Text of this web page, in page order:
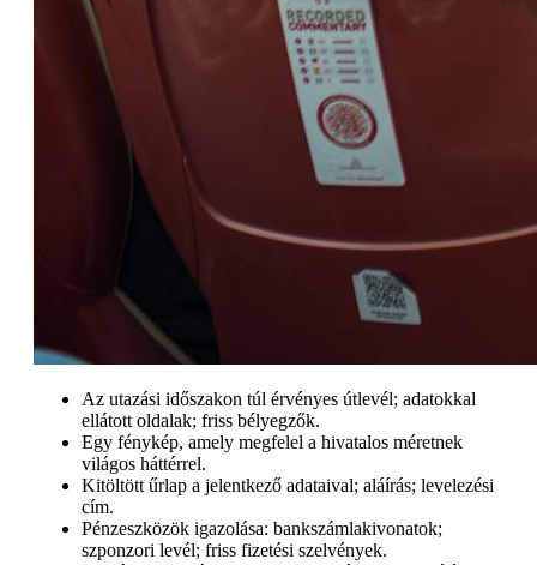
Az utazási időszakon túl érvényes útlevél; adatokkal
ellátott oldalak; friss bélyegzők.
Egy fénykép, amely megfelel a hivatalos méretnek
világos háttérrel.
Kitöltött űrlap a jelentkező adataival; aláírás; levelezési
cím.
Pénzeszközök igazolása: bankszámlakivonatok;
szponzori levél; friss fizetési szelvények.